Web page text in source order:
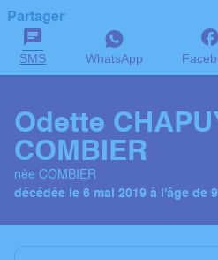
Partager
SMS WhatsApp
Odette
COMBIER
née COMBIER
décédée le 6 mai 2019 à l'âge de